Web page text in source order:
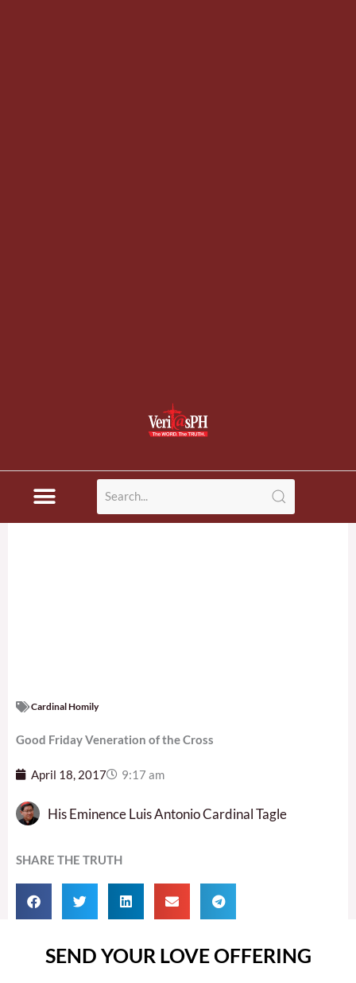
Cardinal Homily
Good Friday Veneration of the Cross
April 18, 2017 9:17 am
His Eminence Luis Antonio Cardinal Tagle
SHARE THE TRUTH
SEND YOUR LOVE OFFERING